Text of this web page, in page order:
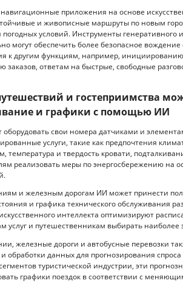
навигационные приложения на основе
и живописные маршруты по новым
условий. Инструменты генеративного
могут обеспечить более безопасное
к другим функциям, например,
заказов, ответам на быстрые, свободные
и гостеприимства
и графики с помощью ИИ
оборудовать свои номера датчиками и
услуги, такие как предпочтения
температура и твердость кровати,
реализовать меры по энергосбережению на
и железным дорогам ИИ может принести
и графика технического обслуживания
интеллекта оптимизируют
услуг и путешественникам выбирать
железные дороги и автобусные перевозки
обработки данных для прогнозирования
туристической индустрии, эти
графики поездок в соответствии с